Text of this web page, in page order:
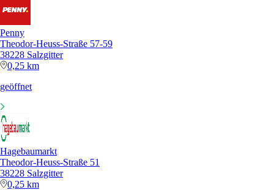
Penny
Theodor-Heuss-Straße 57-59
38228 Salzgitter
0,25 km
geöffnet
Hagebaumarkt
Theodor-Heuss-Straße 51
38228 Salzgitter
0,25 km